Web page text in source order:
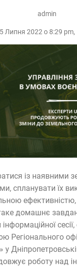
із наявними
спланувати їх
домашнє
сесії,
Регіонального
роботу над
admin
Липня 2022 о 8:29 pm,